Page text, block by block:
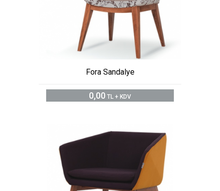
Fora Sandalye
0,00 TL + KDV